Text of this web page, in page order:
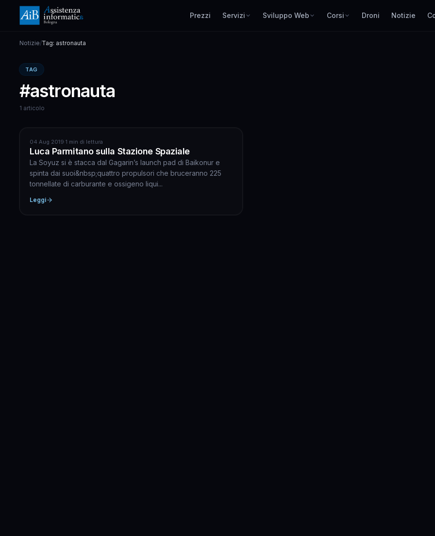
Prezzi Servizi Sviluppo Web Corsi Droni Notizie
Notizie/Tag: astronauta
TAG
#astronauta
1 articolo
INGEGNERIA AEROSPAZIALE
04 Aug 2019·1 min di lettura
Luca Parmitano sulla Stazione Spaziale
La Soyuz si è stacca dal Gagarin’s launch pad di Baikonur e
spinta dai suoi&nbsp;quattro propulsori che bruceranno 225
tonnellate di carburante e ossigeno liqui...
Leggi